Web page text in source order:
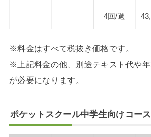
4回/週
※料金はすべて税抜き価格です。
※上記料金の他、別途テキスト代や
が必要になります。
ポケットスクール中学生向けコー